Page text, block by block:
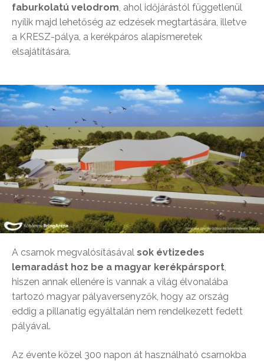
faburkolatú velodrom, ahol időjárástól függetlenül
nyílik majd lehetőség az edzések megtartására, illetve
a KRESZ-pálya, a kerékpáros alapismeretek
elsajátítására.
A csarnok megvalósításával sok évtizedes
lemaradást hoz be a magyar kerékpársport,
hiszen annak ellenére is vannak a világ élvonalába
tartozó magyar pályaversenyzők, hogy az ország
eddig a pillanatig egyáltalán nem rendelkezett fedett
pályával.
Az évente közel 300 napon át használható csarnokba